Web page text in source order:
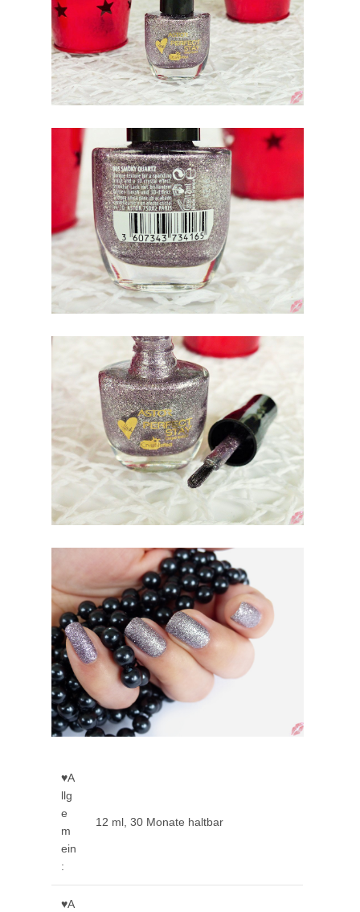
♥A
llg
e
m
ein
:
12 ml, 30 Monate haltbar
♥A